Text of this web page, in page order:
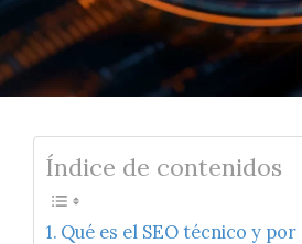
Índice de contenidos
Qué es el SEO técnico y por